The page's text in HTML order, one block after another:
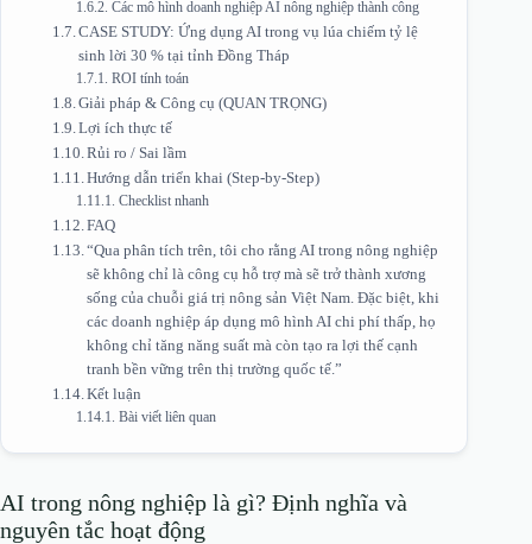
Các mô hình doanh nghiệp AI nông nghiệp thành công
CASE STUDY: Ứng dụng AI trong vụ lúa chiếm tỷ lệ
sinh lời 30 % tại tỉnh Đồng Tháp
ROI tính toán
Giải pháp & Công cụ (QUAN TRỌNG)
Lợi ích thực tế
Rủi ro / Sai lầm
Hướng dẫn triển khai (Step‑by‑Step)
Checklist nhanh
FAQ
“Qua phân tích trên, tôi cho rằng AI trong nông nghiệp
sẽ không chỉ là công cụ hỗ trợ mà sẽ trở thành xương
sống của chuỗi giá trị nông sản Việt Nam. Đặc biệt, khi
các doanh nghiệp áp dụng mô hình AI chi phí thấp, họ
không chỉ tăng năng suất mà còn tạo ra lợi thế cạnh
tranh bền vững trên thị trường quốc tế.”
Kết luận
Bài viết liên quan
AI trong nông nghiệp là gì? Định nghĩa và
nguyên tắc hoạt động